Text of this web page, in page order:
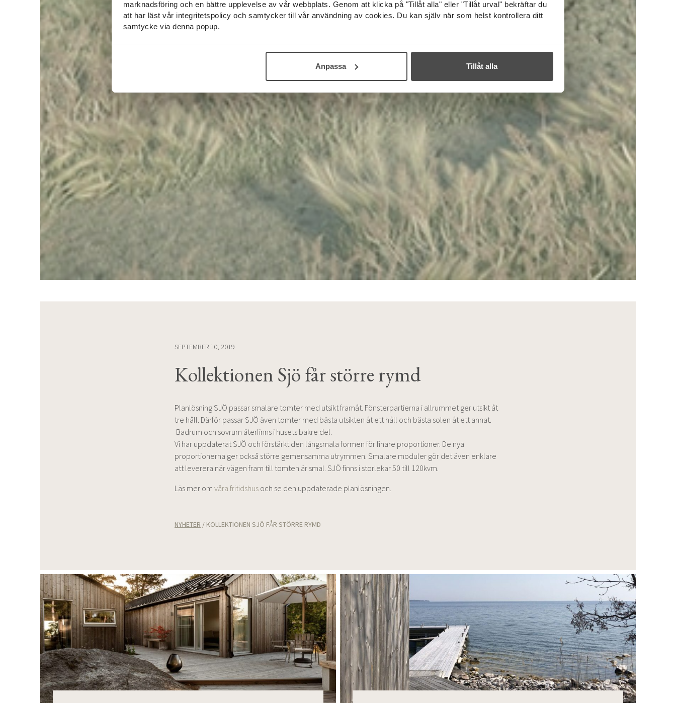
marknadsföring och en bättre upplevelse av vår webbplats. Genom att klicka på "Tillåt alla" eller "Tillåt urval" bekräftar du
att har läst vår integritetspolicy och samtycker till vår användning av cookies. Du kan själv när som helst kontrollera ditt
samtycke via denna popup.
Anpassa Tillåt alla
SEPTEMBER 10, 2019
Kollektionen Sjö får större rymd
Planlösning SJÖ passar smalare tomter med utsikt framåt. Fönsterpartierna i allrummet ger utsikt åt
tre håll. Därför passar SJÖ även tomter med bästa utsikten åt ett håll och bästa solen åt ett annat.
Badrum och sovrum återfinns i husets bakre del.
Vi har uppdaterat SJÖ och förstärkt den långsmala formen för finare proportioner. De nya
proportionerna ger också större gemensamma utrymmen. Smalare moduler gör det även enklare
att leverera när vägen fram till tomten är smal. SJÖ finns i storlekar 50 till 120kvm.
Läs mer om våra fritidshus och se den uppdaterade planlösningen.
NYHETER / KOLLEKTIONEN SJÖ FÅR STÖRRE RYMD